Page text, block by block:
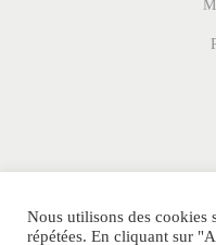
© PARFUM-
Nous utilisons des cookies
répétées. En cliquant sur